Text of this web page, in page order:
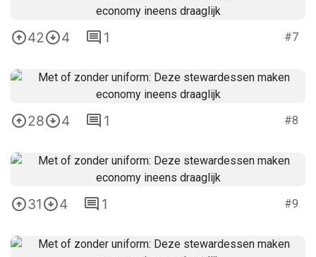
42 4 1 #7
28 4 1 #8
31 4 1 #9